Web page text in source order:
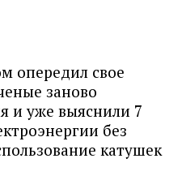
опередил свое
заново
и уже выяснили 7
без
катушек